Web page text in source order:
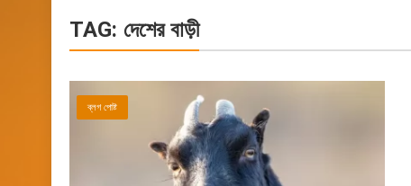
TAG: দেশের বাড়ী
ব্লগ পোষ্ট